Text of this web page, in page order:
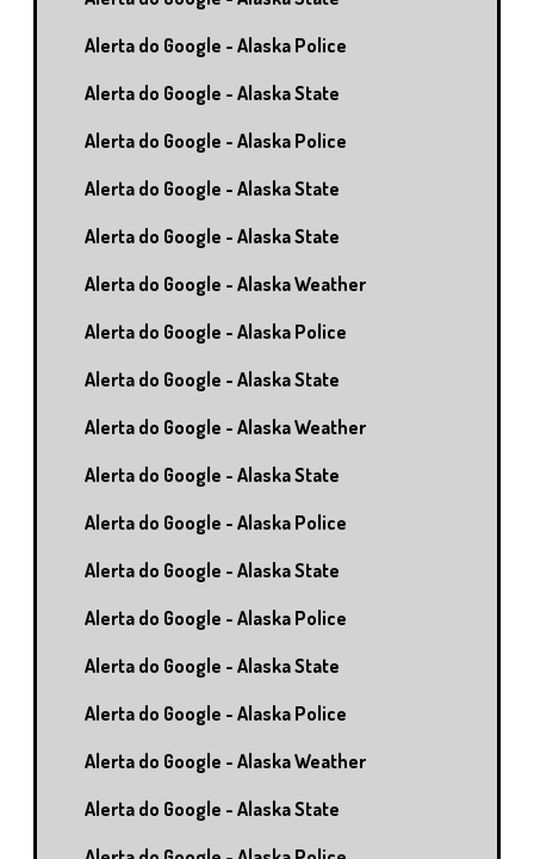
Alerta do Google - Alaska Police
Alerta do Google - Alaska State
Alerta do Google - Alaska Police
Alerta do Google - Alaska State
Alerta do Google - Alaska State
Alerta do Google - Alaska Weather
Alerta do Google - Alaska Police
Alerta do Google - Alaska State
Alerta do Google - Alaska Weather
Alerta do Google - Alaska State
Alerta do Google - Alaska Police
Alerta do Google - Alaska State
Alerta do Google - Alaska Police
Alerta do Google - Alaska State
Alerta do Google - Alaska Police
Alerta do Google - Alaska Weather
Alerta do Google - Alaska State